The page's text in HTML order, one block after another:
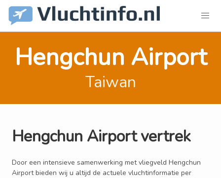
Hengchun Airport
Taiwan
Hengchun Airport vertrek
Door een intensieve samenwerking met vliegveld Hengchun
Airport bieden wij u altijd de actuele vluchtinformatie per